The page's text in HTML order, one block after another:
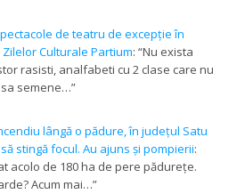
de teatru de excepție în
Culturale Partium: “Nu exista
rasisti, analfabeti cu 2 clase care nu
semene…”
lângă o pădure, în județul Satu
stingă focul. Au ajuns și pompierii:
acolo de 180 ha de pere pădurețe.
Acum mai…”